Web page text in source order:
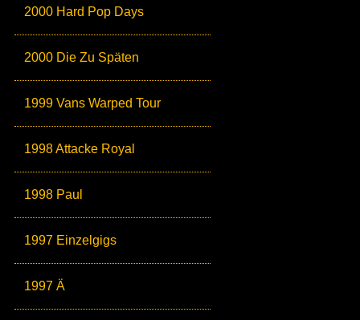
2000 Hard Pop Days
2000 Die Zu Späten
1999 Vans Warped Tour
1998 Attacke Royal
1998 Paul
1997 Einzelgigs
1997 Ä